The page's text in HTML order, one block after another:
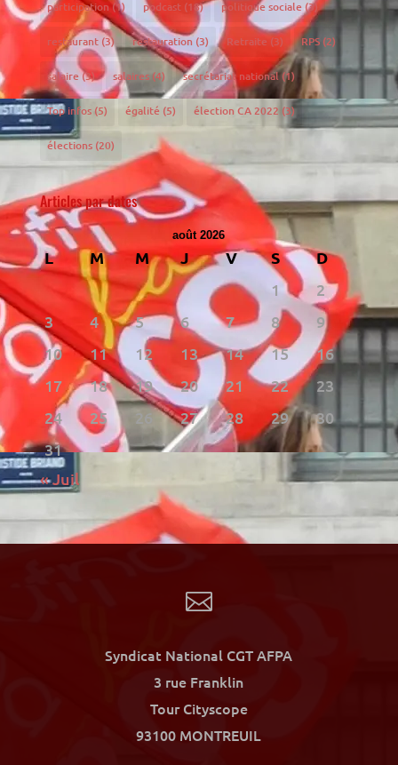
participation(1) podcast(18) politique sociale(3)
restaurant(3) restauration(3) Retraite (3) RPS(2)
salaire(3) salaires(4) secrétariat national(1)
Top infos(5) égalité (5) élection CA 2022 (3)
élections(20)
Articles par dates
août 2026
L M M J V S
D
1
2
3
4 5 6 7 8
9
10
11 12 13 14 15
16
17
18 19 20 21 22
23
24
25 26 27 28 29
30
31
« Juil

Syndicat National CGT AFPA
3 rue Franklin
Tour Cityscope
93100 MONTREUIL